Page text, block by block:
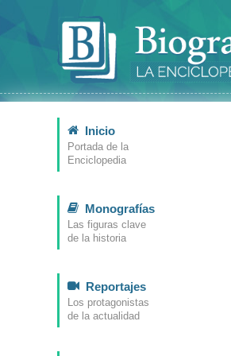
Inicio
Portada de la
Enciclopedia
Monografías
Las figuras clave
de la historia
Reportajes
Los protagonistas
de la actualidad